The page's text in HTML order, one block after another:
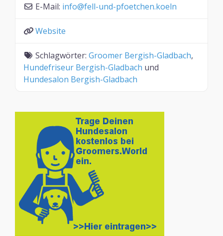
E-Mail: info@fell-und-pfoetchen.koeln
Website
Schlagwörter: Groomer Bergish-Gladbach,
Hundefriseur Bergish-Gladbach und
Hundesalon Bergish-Gladbach